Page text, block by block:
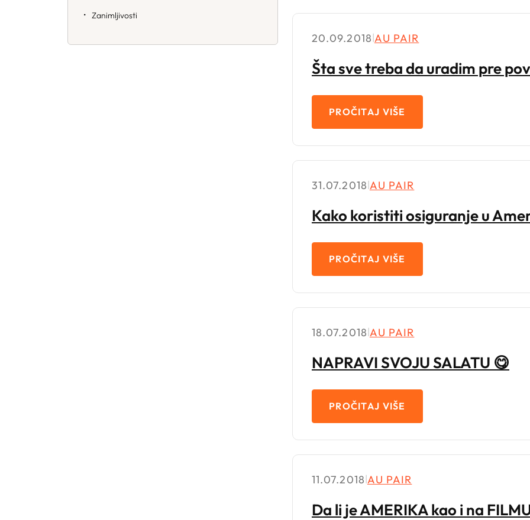
Zanimljivosti
20.09.2018 |AU PAIR
Šta sve treba da uradim pre
PROČITAJ VIŠE
31.07.2018 |AU PAIR
Kako koristiti osiguranje u
PROČITAJ VIŠE
18.07.2018 |AU PAIR
NAPRAVI SVOJU SALATU 😋
PROČITAJ VIŠE
11.07.2018 |AU PAIR
Da li je AMERIKA kao i na